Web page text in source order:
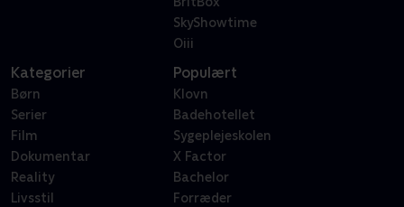
SkyShowtime
Oiii
Kategorier
Børn
Serier
Film
Dokumentar
Reality
Livsstil
Populært
Klovn
Badehotellet
Sygeplejeskolen
X Factor
Bachelor
Forræder